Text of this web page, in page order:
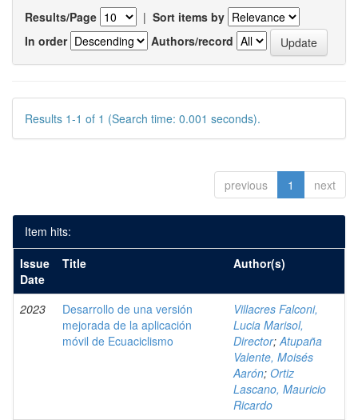
Results/Page | Sort items by
In order
Authors/record
Results 1-1 of 1 (Search time: 0.001 seconds).
previous 1 next
Item hits:
Issue
Date
Title Author(s)
2023
Desarrollo de una versión
mejorada de la aplicación
móvil de Ecuaciclismo
Villacres Falconi,
Lucia Marisol,
Director;Atupaña
Valente, Moisés
Aarón; Ortiz
Lascano, Mauricio
Ricardo